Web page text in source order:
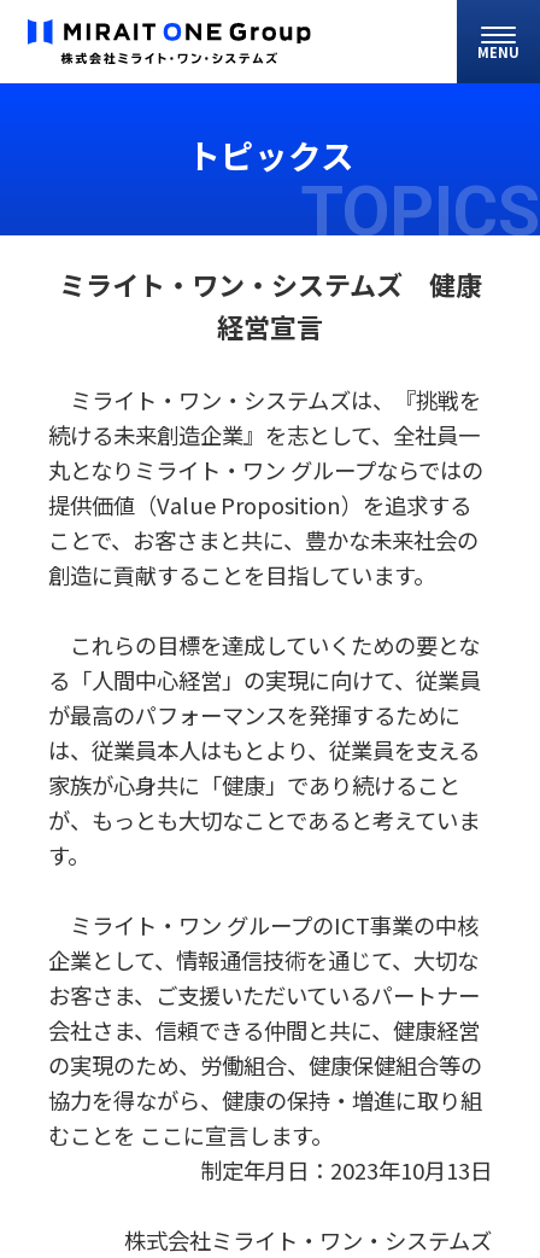
MENU
トピックス
TOPICS
ミライト・ワン・システムズ 健康
経営宣言
ミライト・ワン・システムズは、『挑戦を
続ける未来創造企業』を志として、全社員一
丸となりミライト・ワン グループならではの
提供価値（Value Proposition）を追求する
ことで、お客さまと共に、豊かな未来社会の
創造に貢献することを目指しています。
これらの目標を達成していくための要とな
る「人間中心経営」の実現に向けて、従業員
が最高のパフォーマンスを発揮するために
は、従業員本人はもとより、従業員を支える
家族が心身共に「健康」であり続けること
が、もっとも大切なことであると考えていま
す。
ミライト・ワン グループのICT事業の中核
企業として、情報通信技術を通じて、大切な
お客さま、ご支援いただいているパートナー
会社さま、信頼できる仲間と共に、健康経営
の実現のため、労働組合、健康保健組合等の
協力を得ながら、健康の保持・増進に取り組
むことを ここに宣言します。
制定年月日：2023年10月13日
株式会社ミライト・ワン・システムズ